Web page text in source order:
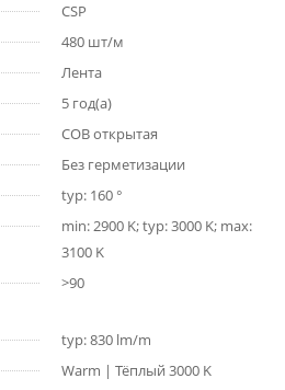
CSP
480 шт/м
Лента
5 год(а)
COB открытая
Без герметизации
typ: 160 °
min: 2900 K; typ: 3000 K; max:
3100 K
>90
typ: 830 lm/m
Warm | Тёплый 3000 K